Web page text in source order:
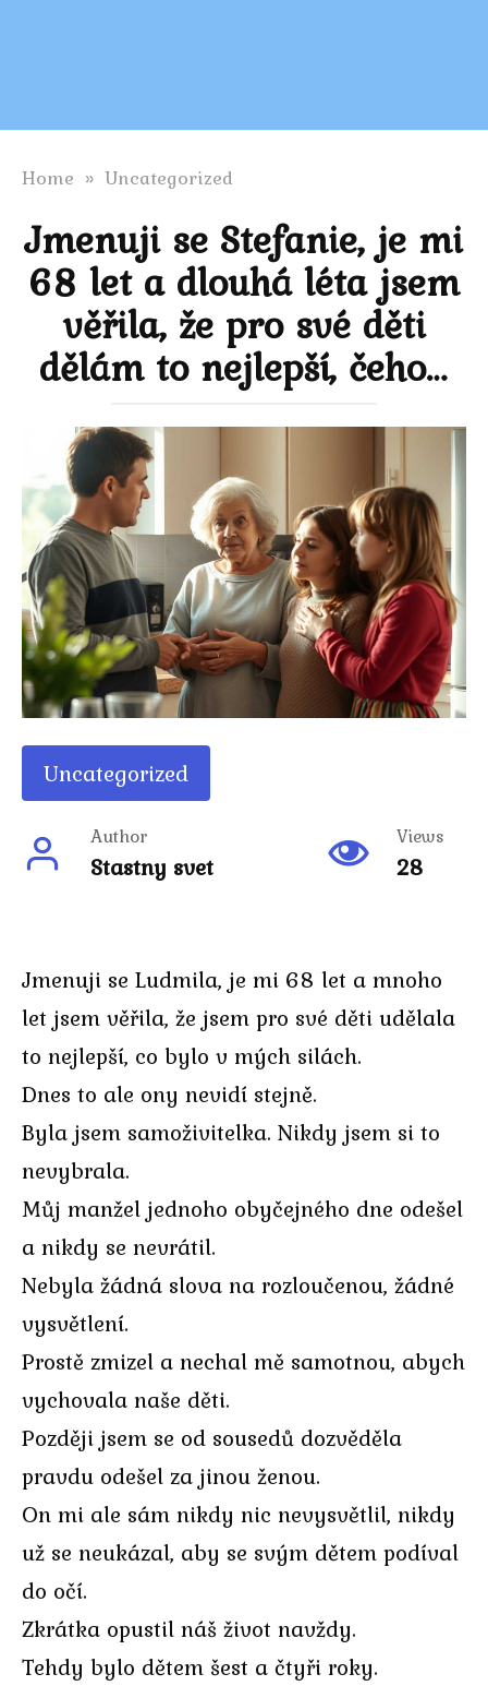
Home » Uncategorized
Jmenuji se Stefanie, je mi
68 let a dlouhá léta jsem
věřila, že pro své děti
dělám to nejlepší, čeho…
Uncategorized
Author
Stastny svet
Views
28
Jmenuji se Ludmila, je mi 68 let a mnoho
let jsem věřila, že jsem pro své děti udělala
to nejlepší, co bylo v mých silách.
Dnes to ale ony nevidí stejně.
Byla jsem samoživitelka. Nikdy jsem si to
nevybrala.
Můj manžel jednoho obyčejného dne odešel
a nikdy se nevrátil.
Nebyla žádná slova na rozloučenou, žádné
vysvětlení.
Prostě zmizel a nechal mě samotnou, abych
vychovala naše děti.
Později jsem se od sousedů dozvěděla
pravdu odešel za jinou ženou.
On mi ale sám nikdy nic nevysvětlil, nikdy
už se neukázal, aby se svým dětem podíval
do očí.
Zkrátka opustil náš život navždy.
Tehdy bylo dětem šest a čtyři roky.